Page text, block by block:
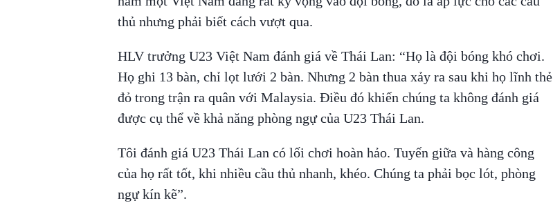
thủ nhưng phải biết cách vượt qua.
HLV trưởng U23 Việt Nam đánh giá về Thái Lan: “Họ là đội bóng khó chơi.
Họ ghi 13 bàn, chỉ lọt lưới 2 bàn. Nhưng 2 bàn thua xảy ra sau khi họ lĩnh thẻ
đỏ trong trận ra quân với Malaysia. Điều đó khiến chúng ta không đánh giá
được cụ thể về khả năng phòng ngự của U23 Thái Lan.
Tôi đánh giá U23 Thái Lan có lối chơi hoàn hảo. Tuyến giữa và hàng công
của họ rất tốt, khi nhiều cầu thủ nhanh, khéo. Chúng ta phải bọc lót, phòng
ngự kín kẽ”.